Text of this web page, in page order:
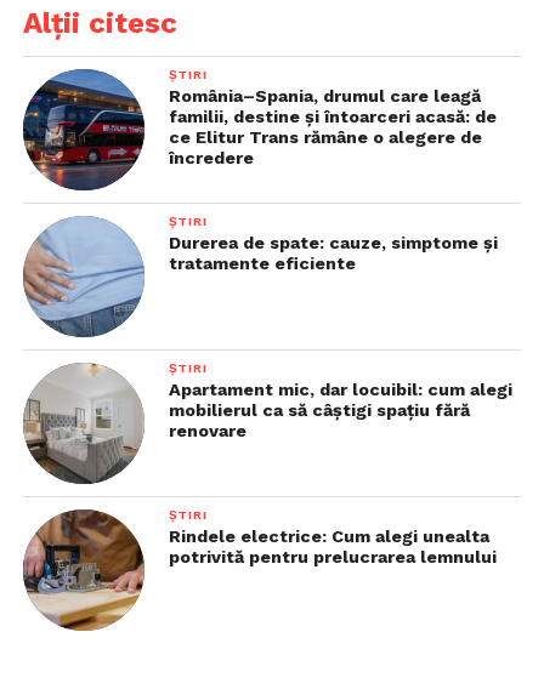
Alții citesc
ȘTIRI
România–Spania, drumul care leagă
familii, destine și întoarceri acasă: de
ce Elitur Trans rămâne o alegere de
încredere
ȘTIRI
Durerea de spate: cauze, simptome și
tratamente eficiente
ȘTIRI
Apartament mic, dar locuibil: cum alegi
mobilierul ca să câștigi spațiu fără
renovare
ȘTIRI
Rindele electrice: Cum alegi unealta
potrivită pentru prelucrarea lemnului